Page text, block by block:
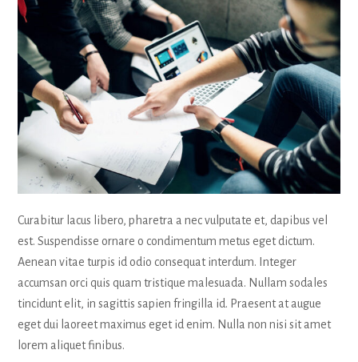
Curabitur lacus libero, pharetra a nec vulputate et, dapibus vel
est. Suspendisse ornare o condimentum metus eget dictum.
Aenean vitae turpis id odio consequat interdum. Integer
accumsan orci quis quam tristique malesuada. Nullam sodales
tincidunt elit, in sagittis sapien fringilla id. Praesent at augue
eget dui laoreet maximus eget id enim. Nulla non nisi sit amet
lorem aliquet finibus.